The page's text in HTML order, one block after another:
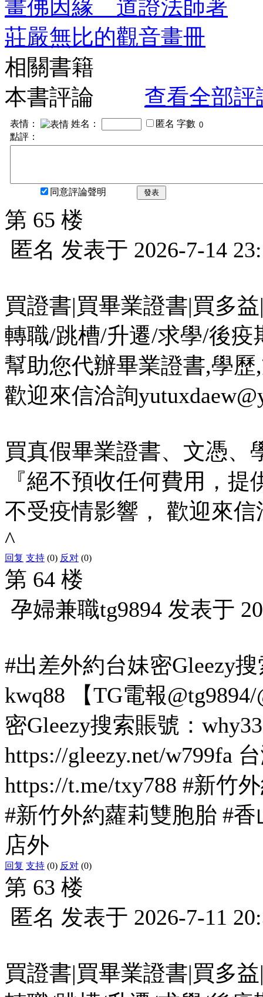
畫佛因緣 道證法師著
莊嚴無比的觀音畫冊
相關書籍
本書評論
查看全部評
表情： 姓名： 匿名 字數
點評：
同意評論聲明 發表
第 65 楼
匿名 发表于 2026-7-14
買證書|買畢業證書|買多
轉職/跳槽/升遷/求學/後疫
幫助您代辦畢業證書,學歷
歡迎來信洽詢
買真假畢業證書、文憑、
『絕不預收任何費用，
不受疫情影響， 歡迎來信
^
回复 支持 (0) 反对 (0)
第 64 楼
孕婦兼職tg9894 发表于
#出差外約台妹密Gleezy
kwq88 【TG電報
密Gleezy搜索賬號：
https://gleezy.net/w799fa
https://t.me/txy788 #新竹
#新竹外約蘿莉雙胞胎 #
店外
回复 支持 (0) 反对 (0)
第 63 楼
匿名 发表于 2026-7-11
買證書|買畢業證書|買多